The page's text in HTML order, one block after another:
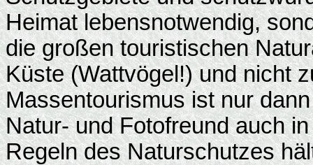
Heimat lebensnotwendig,
die großen touristischen
Küste (Wattvögel!) und nicht
Massentourismus ist nur
Natur- und Fotofreund auch
Regeln des Naturschutzes